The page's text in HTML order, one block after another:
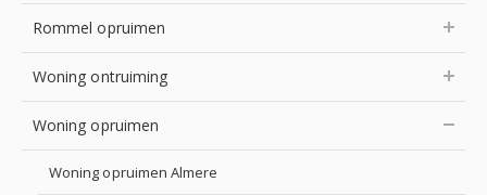
Rommel opruimen
Woning ontruiming
Woning opruimen
Woning opruimen Almere